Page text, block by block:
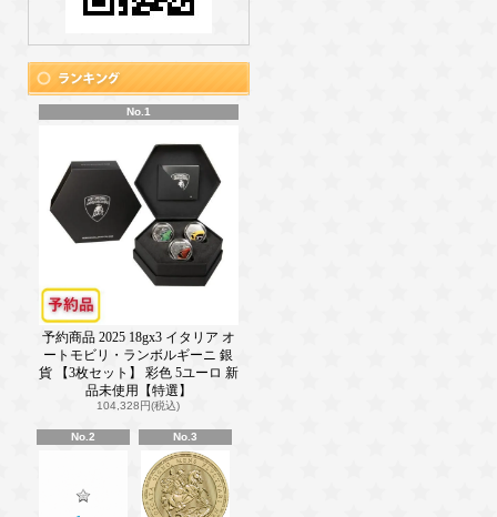
No.1
予約商品 2025 18gx3 イタリア オ
ートモビリ・ランボルギーニ 銀
貨 【3枚セット】 彩色 5ユーロ 新
品未使用【特選】
104,328円(税込)
No.2 No.3